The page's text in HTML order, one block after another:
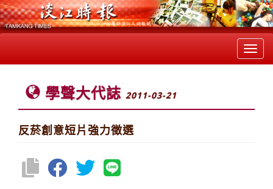
學聲大代誌 2011-03-21
反菸創意短片強力徵選